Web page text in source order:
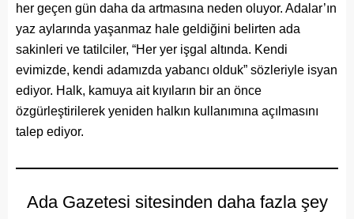
her geçen gün daha da artmasına neden oluyor. Adalar’ın
yaz aylarında yaşanmaz hale geldiğini belirten ada
sakinleri ve tatilciler, “Her yer işgal altında. Kendi
evimizde, kendi adamızda yabancı olduk” sözleriyle isyan
ediyor. Halk, kamuya ait kıyıların bir an önce
özgürleştirilerek yeniden halkın kullanımına açılmasını
talep ediyor.
Ada Gazetesi sitesinden daha fazla şey